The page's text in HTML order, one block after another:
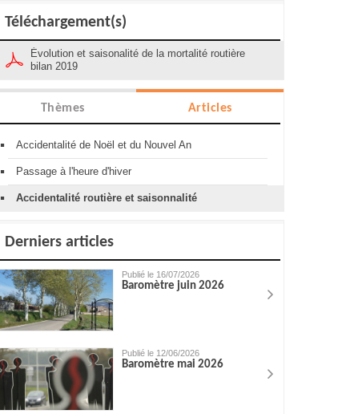
Téléchargement(s)
Évolution et saisonalité de la mortalité routière
bilan 2019
Thèmes Articles
Accidentalité de Noël et du Nouvel An
Passage à l'heure d'hiver
Accidentalité routière et saisonnalité
Derniers articles
Publié le 16/07/2026
Baromètre juin 2026
Publié le 12/06/2026
Baromètre mai 2026